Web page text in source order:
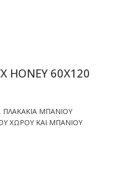
HONEY 60X120
, ΠΛΑΚΑΚΙΑ ΜΠΑΝΙΟΥ
ΧΩΡΟΥ ΚΑΙ ΜΠΑΝΙΟΥ